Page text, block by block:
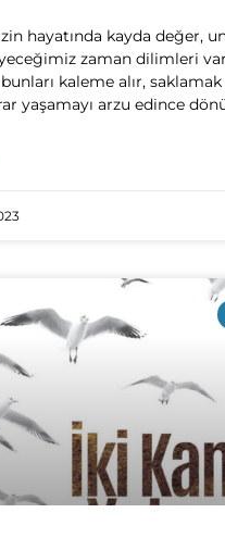
hayatında kayda değer,
zaman dilimleri
kaleme alır,
yaşamayı arzu edince